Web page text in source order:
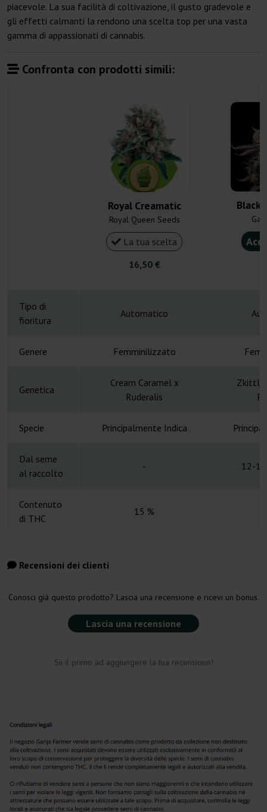
piacevole. La sua facilità di coltivazione, il gusto gradevole e
gli effetti calmanti la rendono una scelta top per una vasta
gamma di appassionati di cannabis.
Confronta con prodotti simili:
Royal Creamatic
Royal Queen Seeds
La tua scelta
16,50 €
Black
Tipo di
fioritura
Automatico
Genere Femminilizzato
Genetica
Cream Caramel x
Ruderalis
Specie Principalmente Indica
Dal seme
al raccolto
- 12-
Contenuto
di THC
15 %
Recensioni dei clienti
Conosci già questo prodotto? Lascia una recensione e ricevi un bonus.
Lascia una recensione
Sii il primo ad aggiungere la tua recensione!